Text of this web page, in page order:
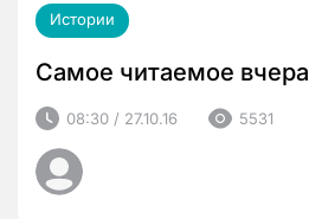
Истории
Самое читаемое вчера
08:30 / 27.10.16 5531